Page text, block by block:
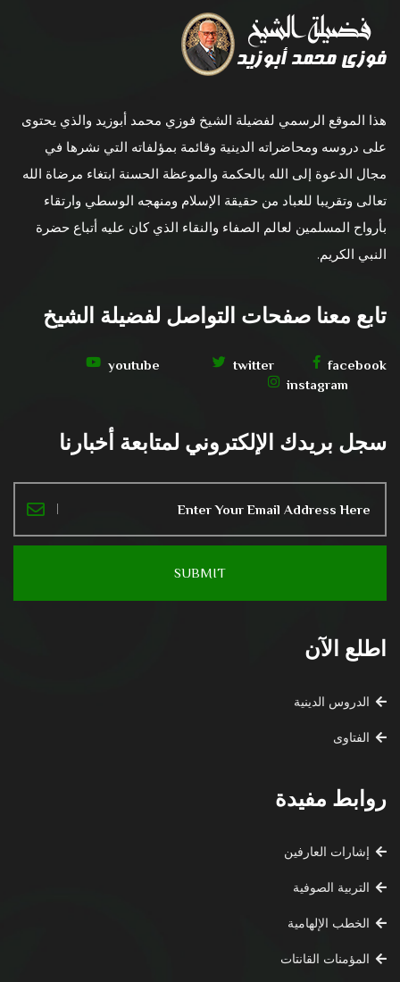
هذا الموقع الرسمي لفضيلة الشيخ فوزي محمد أبوزيد والذي يحتوى
على دروسه ومحاضراته الدينية وقائمة بمؤلفاته التي نشرها في
مجال الدعوة إلى الله بالحكمة والموعظة الحسنة ابتغاء مرضاة الله
تعالى وتقريبا للعباد من حقيقة الإسلام ومنهجه الوسطي وارتقاء
بأرواح المسلمين لعالم الصفاء والنقاء الذي كان عليه أتباع حضرة
النبي الكريم.
تابع معنا صفحات التواصل لفضيلة الشيخ
facebook
twitter
youtube
instagram
سجل بريدك الإلكتروني لمتابعة أخبارنا
اطلع الآن
الدروس الدينية
الفتاوى
روابط مفيدة
إشارات العارفين
التربية الصوفية
الخطب الإلهامية
المؤمنات القانتات